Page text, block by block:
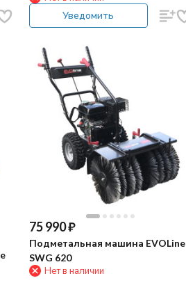
Уведомить
75 990₽
Подметальная машина EVOLine
SWG 620
Нет в наличии